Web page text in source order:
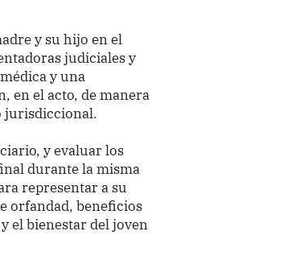
y su hijo en el
judiciales y
y una
en el acto, de manera
jurisdiccional.
y evaluar los
durante la misma
representar a su
orfandad, beneficios
el bienestar del joven